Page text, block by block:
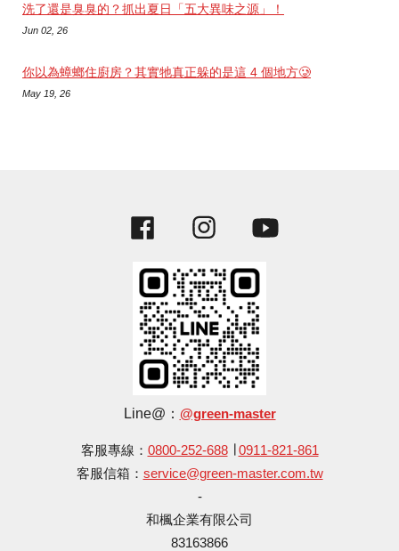
洗了還是臭臭的？抓出夏日「五大異味之源」！
Jun 02, 26
你以為蟑螂住廚房？其實牠真正躲的是這 4 個地方🥲
May 19, 26
Facebook Instagram
Line@： @green-master
客服專線： 0800-252-688∣ 0911-821-861
客服信箱： service@green-master.com.tw
-
和楓企業有限公司
83163866